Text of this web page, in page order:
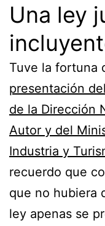
Una ley
Tuve la fortuna
presentación
de la Dirección
Autor y del
Industria y
recuerdo que
que no hubiera
ley apenas se